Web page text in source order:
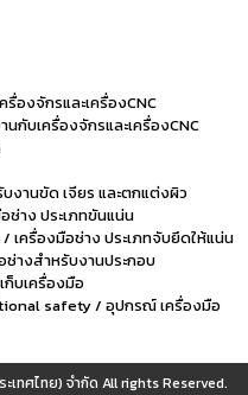
องจักรและเครื่องCNC
กับเครื่องจักรและเครื่องCNC
งานขัด เจียร และตกแต่งผิว
าง ประเภทขันแน่น
ครื่องมือช่าง ประเภทจับยึดให้แน่น
างสำหรับงานประกอบ
บเครื่องมือ
safety / อุปกรณ์ เครื่องมือ
เทศไทย) จำกัด All rights Reserved.